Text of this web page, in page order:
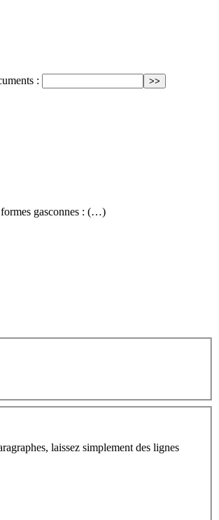
:
gasconnes : (…)
laissez simplement des lignes